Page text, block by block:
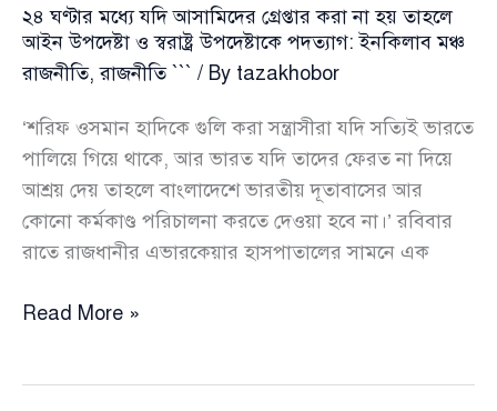
চলে’
২৪ ঘণ্টার মধ্যে যদি আসামিদের গ্রেপ্তার করা না হয় তাহলে
আইন উপদেষ্টা ও স্বরাষ্ট্র উপদেষ্টাকে পদত্যাগ: ইনকিলাব মঞ্চ
রাজনীতি,রাজনীতি ``` / By tazakhobor
‘শরিফ ওসমান হাদিকে গুলি করা সন্ত্রাসীরা যদি সত্যিই ভারতে
পালিয়ে গিয়ে থাকে, আর ভারত যদি তাদের ফেরত না দিয়ে
আশ্রয় দেয় তাহলে বাংলাদেশে ভারতীয় দূতাবাসের আর
কোনো কর্মকাণ্ড পরিচালনা করতে দেওয়া হবে না।’ রবিবার
রাতে রাজধানীর এভারকেয়ার হাসপাতালের সামনে এক
২৪
Read More »